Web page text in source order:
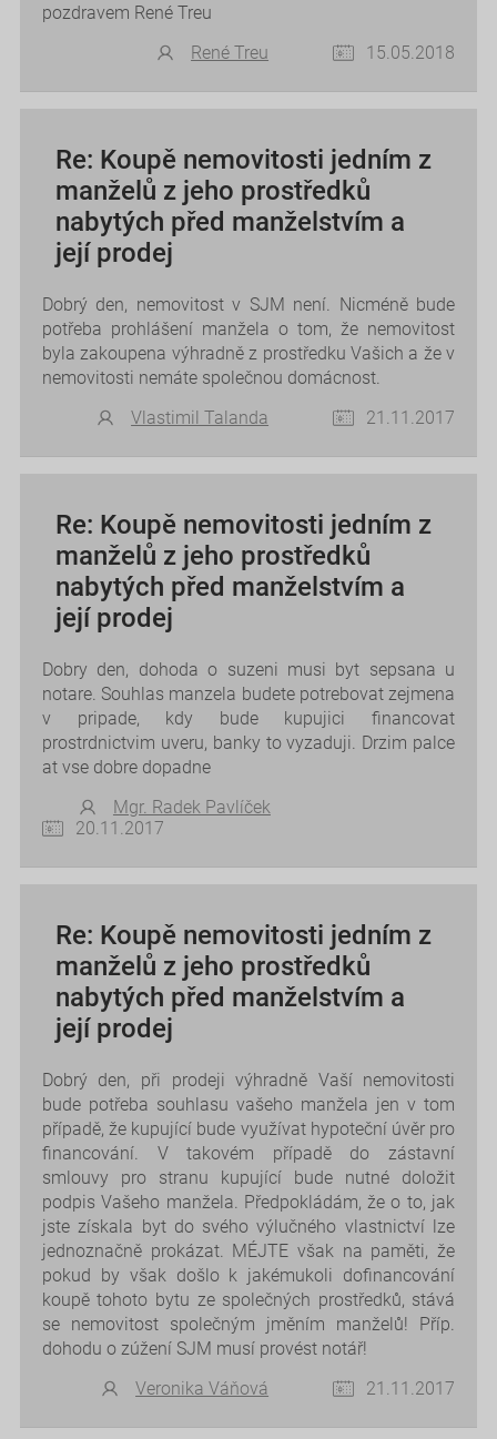
pozdravem René Treu
René Treu
15.05.2018
Re: Koupě nemovitosti jedním z
manželů z jeho prostředků
nabytých před manželstvím a
její prodej
Dobrý den, nemovitost v SJM není. Nicméně bude
potřeba prohlášení manžela o tom, že nemovitost
byla zakoupena výhradně z prostředku Vašich a že v
nemovitosti nemáte společnou domácnost.
Vlastimil Talanda
21.11.2017
Re: Koupě nemovitosti jedním z
manželů z jeho prostředků
nabytých před manželstvím a
její prodej
Dobry den, dohoda o suzeni musi byt sepsana u
notare. Souhlas manzela budete potrebovat zejmena
v pripade, kdy bude kupujici financovat
prostrdnictvim uveru, banky to vyzaduji. Drzim palce
at vse dobre dopadne
Mgr. Radek Pavlíček
20.11.2017
Re: Koupě nemovitosti jedním z
manželů z jeho prostředků
nabytých před manželstvím a
její prodej
Dobrý den, při prodeji výhradně Vaší nemovitosti
bude potřeba souhlasu vašeho manžela jen v tom
případě, že kupující bude využívat hypoteční úvěr pro
financování. V takovém případě do zástavní
smlouvy pro stranu kupující bude nutné doložit
podpis Vašeho manžela. Předpokládám, že o to, jak
jste získala byt do svého výlučného vlastnictví lze
jednoznačně prokázat. MÉJTE však na paměti, že
pokud by však došlo k jakémukoli dofinancování
koupě tohoto bytu ze společných prostředků, stává
se nemovitost společným jměním manželů! Příp.
dohodu o zúžení SJM musí provést notář!
Veronika Váňová
21.11.2017